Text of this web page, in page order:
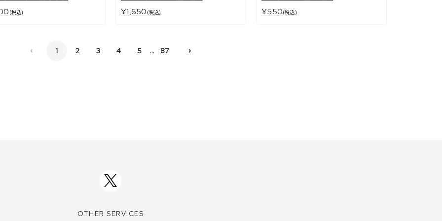
(税込) ¥1,650 (税込) ¥550(税込)
‹ 1 2 3 4 5 ... 87 ›
OTHER SERVICES